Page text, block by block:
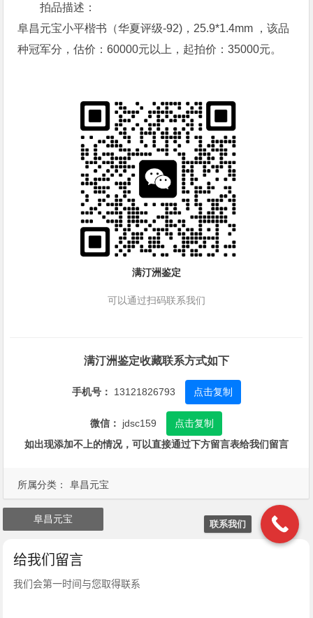
所属分类： 阜昌元宝
拍品描述：
阜昌元宝小平楷书（华夏评级-92)，25.9*1.4mm ，该品
种冠军分，估价：60000元以上，起拍价：35000元。
满汀洲鉴定
可以通过扫码联系我们
满汀洲鉴定收藏联系方式如下
手机号： 13121826793 点击复制
微信： jdsc159
点击复制
如出现添加不上的情况，可以直接通过下方留言表给我们留言
阜昌元宝 联系我们